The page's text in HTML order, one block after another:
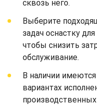
сквозь него.
Выберите
задач оснастку
чтобы снизить
обслуживание.
В наличии
вариантах